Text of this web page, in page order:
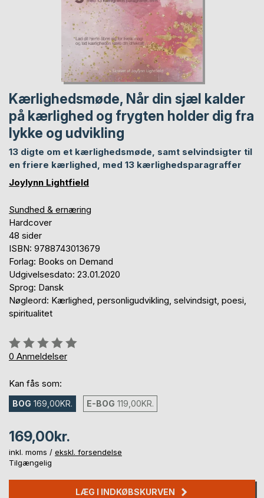
Kærlighedsmøde, Når din sjæl kalder
på kærlighed og frygten holder dig fra
lykke og udvikling
13 digte om et kærlighedsmøde, samt selvindsigter til
en friere kærlighed, med 13 kærlighedsparagraffer
Joylynn Lightfield
Sundhed & ernæring
Hardcover
48 sider
ISBN: 9788743013679
Forlag: Books on Demand
Udgivelsesdato: 23.01.2020
Sprog: Dansk
Nøgleord: Kærlighed, personligudvikling, selvindsigt, poesi,
spiritualitet
Anmeldelse::
0%
0 Anmeldelser
Kan fås som:
BOG 169,00KR. E-BOG 119,00KR.
169,00kr.
inkl. moms / ekskl. forsendelse
Tilgængelig
LÆG I INDKØBSKURVEN